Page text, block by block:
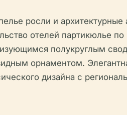
росли и
отелей партикюлье
полукруглым
орнаментом.
дизайна с